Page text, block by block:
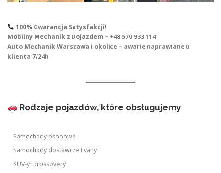
100% Gwarancja Satysfakcji!
Mobilny Mechanik z Dojazdem – +48 570 933 114
Auto Mechanik Warszawa i okolice – awarie naprawiane u
klienta 7/24h
Rodzaje pojazdów, które obsługujemy
Samochody osobowe
Samochody dostawcze i vany
SUV-y i crossovery